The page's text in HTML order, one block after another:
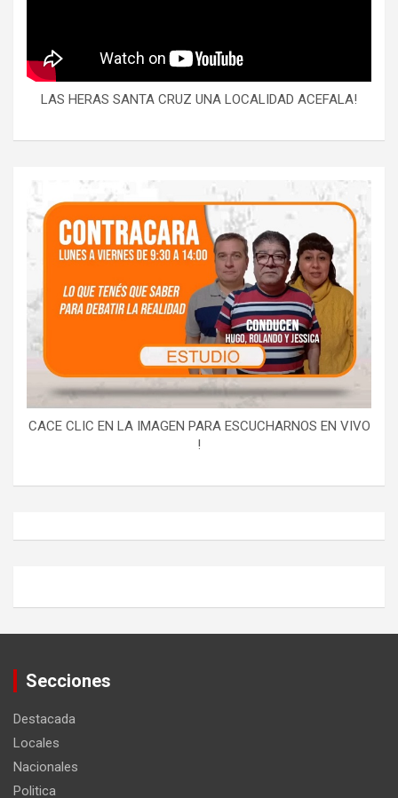
LAS HERAS SANTA CRUZ UNA LOCALIDAD ACEFALA!
CACE CLIC EN LA IMAGEN PARA ESCUCHARNOS EN VIVO
!
Secciones
Destacada
Locales
Nacionales
Politica